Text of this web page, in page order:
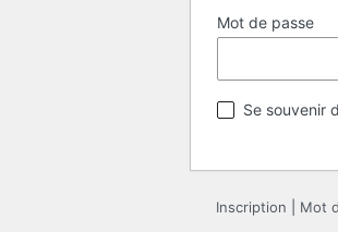
Mot de passe
Se souvenir
Inscription Mot